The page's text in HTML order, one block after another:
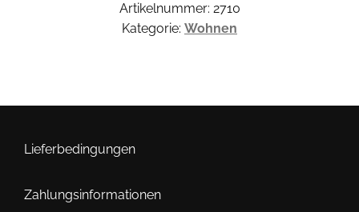
Artikelnummer: 2710
Kategorie: Wohnen
Lieferbedingungen
Zahlungsinformationen